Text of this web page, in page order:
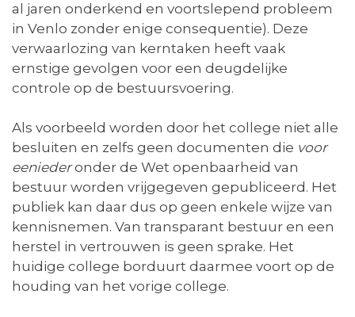
al jaren onderkend en voortslepend probleem
in Venlo zonder enige consequentie). Deze
verwaarlozing van kerntaken heeft vaak
ernstige gevolgen voor een deugdelijke
controle op de bestuursvoering.
Als voorbeeld worden door het college niet alle
besluiten en zelfs geen documenten die voor
eeniederonder de Wet openbaarheid van
bestuur worden vrijgegeven gepubliceerd. Het
publiek kan daar dus op geen enkele wijze van
kennisnemen. Van transparant bestuur en een
herstel in vertrouwen is geen sprake. Het
huidige college borduurt daarmee voort op de
houding van het vorige college.